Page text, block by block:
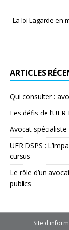
La loi Lagarde en
ARTICLES
Qui consulter :
Les défis de
Avocat spécialiste
UFR DSPS :
cursus
Le rôle d’un
publics
Site